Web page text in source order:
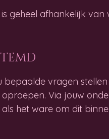
geheel afhankelijk
bepaalde vragen
Via jouw
het ware om dit